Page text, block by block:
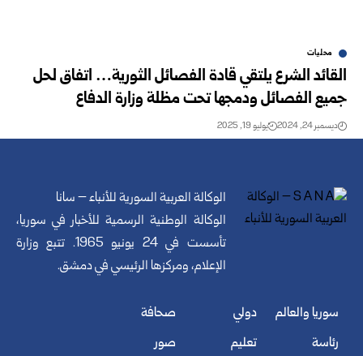
محليات
القائد الشرع يلتقي قادة الفصائل الثورية… اتفاق لحل
جميع الفصائل ودمجها تحت مظلة وزارة الدفاع
ديسمبر 24, 2024 يوليو 19, 2025
الوكالة العربية السورية للأنباء – سانا
الوكالة الوطنية الرسمية للأخبار في سوريا،
تأسست في 24 يونيو 1965. تتبع وزارة
الإعلام، ومركزها الرئيسي في دمشق.
سوريا والعالم
رئاسة
دولي
تعليم
صحافة
صور